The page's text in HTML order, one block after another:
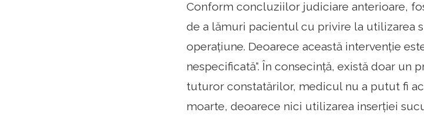
Conform concluziilor judiciare anterioare,
de a lămuri pacientul cu privire la utilizarea
operațiune. Deoarece această intervenție
nespecificată“. În consecință, există doar
tuturor constatărilor, medicul nu a putut fi
moarte, deoarece nici utilizarea inserției